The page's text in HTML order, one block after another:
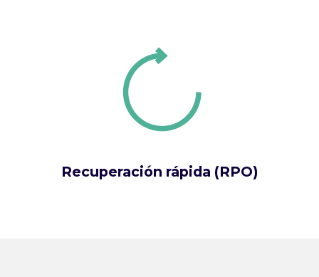
Recuperación rápida (RPO)